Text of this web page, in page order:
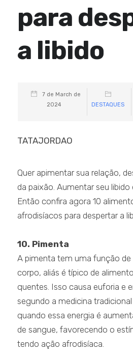
para
a libido
7 de March de
2024
DESTAQUES
TATAJORDAO
Quer apimentar sua relação,
da paixão. Aumentar seu
Então confira agora 10
afrodisíacos para despertar a
10. Pimenta
A pimenta tem uma função
corpo, aliás é típico de
quentes. Isso causa euforia e
segundo a medicina
quando essa energia é
de sangue, favorecendo o
tendo ação afrodisíaca.